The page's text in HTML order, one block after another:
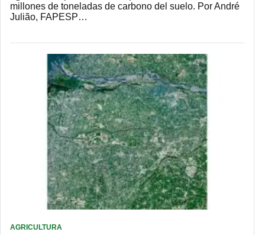
millones de toneladas de carbono del suelo. Por André
Julião, FAPESP…
AGRICULTURA